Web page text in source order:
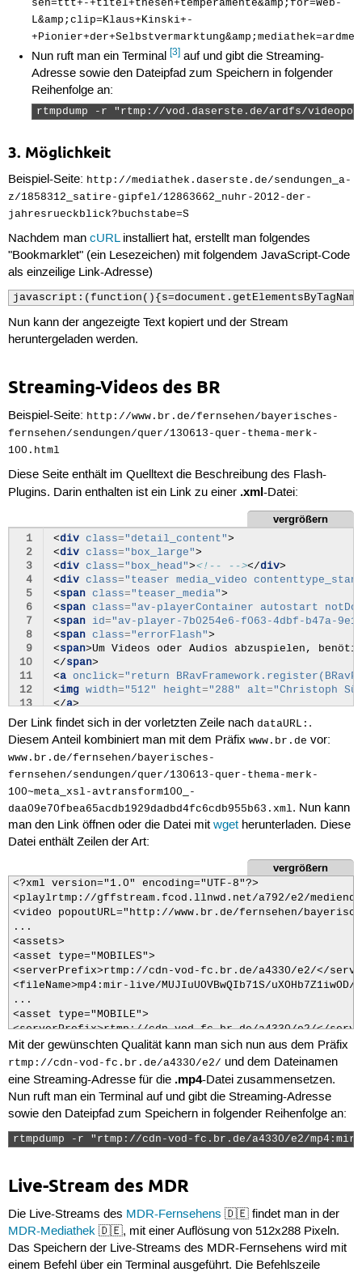
29
30
31
33
34
35
36
38
40
42
43
44
45
46
47
playerConfiguration
playerConfiguration
playerConfiguration
player = new Player(
}
div ="player-
</ div>
<div class="mt-player-
sen=ttt+-+titel+thesen+temperamente&amp;for=Web-
L&amp;clip=Klaus+Kinski+-
Nun ruft man ein Terminal[3] auf und gibt die Streaming-
Adresse sowie den Dateipfad zum Speichern in folgender
Reihenfolge an:
rtmpdump -r "rtmp://vod.daserste.de/ardfs/
3. Möglichkeit
Beispiel-Seite: http://mediathek.daserste.de/sendungen_a-
z/1858312_satire-gipfel/12863662_nuhr-2012-der-
jahresrueckblick?buchstabe=S
Nachdem man cURLinstalliert hat, erstellt man folgendes
"Bookmarklet" (ein Lesezeichen) mit folgendem JavaScript-Code
als einzeilige Link-Adresse)
Nun kann der angezeigte Text kopiert und der Stream
heruntergeladen werden.
Streaming-Videos des BR
Beispiel-Seite: http://www.br.de/fernsehen/bayerisches-
fernsehen/sendungen/quer/130613-quer-thema-merk-
100.html
Diese Seite enthält im Quelltext die Beschreibung des Flash-
Plugins. Darin enthalten ist ein Link zu einer .xml-Datei:
vergrößern
1
2
3
4
5
6
7
8
9
10
11
12
13
<div class="detail_content">
<div class="box_large">
<div class="box_head"><!-- --></div>
<div class="teaser media_video
<span class="teaser_media">
<span class="av-playerContainer autostart
<span id="av-player-7b0254e6-f063-4dbf-b47a-
<span class="errorFlash">
<span>Um Videos oder Audios abzuspielen,
</span>
<a onclick="return
<img width="512" height="288" alt="Christoph
</a>
Der Link findet sich in der vorletzten Zeile nach dataURL: .
Diesem Anteil kombiniert man mit dem Präfix www.br.de vor:
www.br.de/fernsehen/bayerisches-
fernsehen/sendungen/quer/130613-quer-thema-merk-
100~meta_xsl-avtransform100_-
daa09e70fbea65acdb1929dadbd4fc6cdb955b63.xml. Nun kann
man den Link öffnen oder die Datei mit wgetherunterladen. Diese
Datei enthält Zeilen der Art:
vergrößern
<?xml version="1.0" encoding="UTF-8"?>
<playlrtmp://gffstream.fcod.llnwd.net/a792/e2/
<video popoutURL="http://www.br.de/fernsehen/
...
<assets>
<asset type="MOBILES">
<serverPrefix>rtmp://cdn-vod-fc.br.de/a4330/e2/</
<fileName>mp4:mir-live/MUJIuUOVBwQIb71S/
...
<asset type="MOBILE">
<serverPrefix>rtmp://cdn-vod-fc.br.de/a4330/e2/</
<fileName>mp4:mir-live/MUJIuUOVBwQIb71S/
...
<asset type="STANDARD">
<serverPrefix>rtmp://cdn-vod-fc.br.de/a4330/e2/</
<fileName>mp4:mir-live/MUJIuUOVBwQIb71S/
...
<asset type="PREMIUM">
<serverPrefix>rtmp://cdn-vod-fc.br.de/a4330/e2/</
Mit der gewünschten Qualität kann man sich nun aus dem Präfix
rtmp://cdn-vod-fc.br.de/a4330/e2/ und dem Dateinamen
eine Streaming-Adresse für die .mp4-Datei zusammensetzen.
Nun ruft man ein Terminal auf und gibt die Streaming-Adresse
sowie den Dateipfad zum Speichern in folgender Reihenfolge an:
rtmpdump -r "rtmp://cdn-vod-fc.br.de/a4330/e2/mp4:mir-
Live-Stream des MDR
Die Live-Streams des MDR-Fernsehens 🇩🇪 findet man in der
MDR-Mediathek🇩🇪, mit einer Auflösung von 512x288 Pixeln.
Das Speichern der Live-Streams des MDR-Fernsehens wird mit
einem Befehl über ein Terminal ausgeführt. Die Befehlszeile